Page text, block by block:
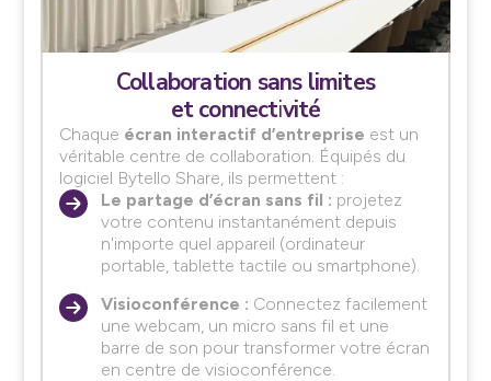
Collaboration sans limites
et connectivité
Chaque écran interactif d’entreprise est un
véritable centre de collaboration. Équipés du
logiciel Bytello Share, ils permettent :
Le partage d’écran sans fil : projetez
votre contenu instantanément depuis
n'importe quel appareil (ordinateur
portable, tablette tactile ou smartphone).
Visioconférence : Connectez facilement
une webcam, un micro sans fil et une
barre de son pour transformer votre écran
en centre de visioconférence.